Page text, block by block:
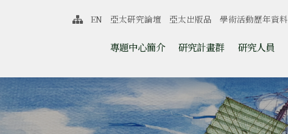
跳至中央區塊/Main Content
:::
專題中心簡介 研究計畫群 研究人員
網站導覽
EN 亞太研究論壇 亞太出版品 學術活動歷年資料